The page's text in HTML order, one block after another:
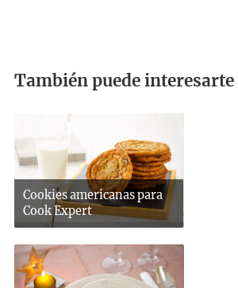
También puede interesarte
Cookies americanas para
Cook Expert